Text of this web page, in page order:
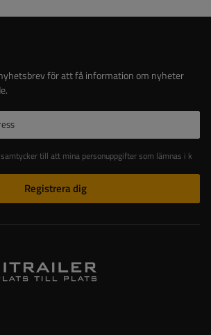
för att få information om nyheter
som lämnas i kontaktformuläret behandlas i enlighet med Europaparlamentets och rådets förordning (EU).
Registrera dig